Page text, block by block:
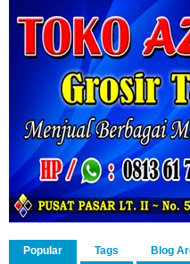
Popular Tags Blog